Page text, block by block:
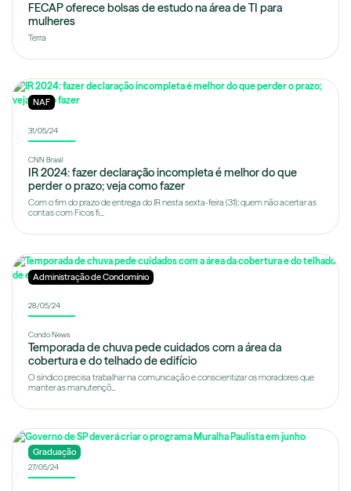
FECAP oferece bolsas de estudo na área de TI para
mulheres
Terra
NAF
31/05/24
CNN Brasil
IR 2024: fazer declaração incompleta é melhor do que
perder o prazo; veja como fazer
Com o fim do prazo de entrega do IR nesta sexta-feira (31); quem não acertar as
contas com Ficos fi...
Administração de Condomínio
28/05/24
Condo News
Temporada de chuva pede cuidados com a área da
cobertura e do telhado de edifício
O síndico precisa trabalhar na comunicação e conscientizar os moradores que
manter as manutençõ...
Graduação
27/05/24